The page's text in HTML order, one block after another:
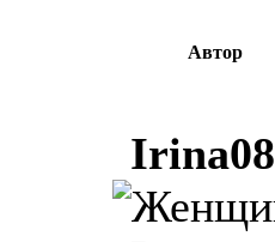
Автор
Irina08